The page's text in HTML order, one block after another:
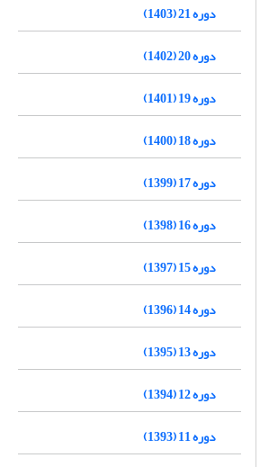
دوره 21 (1403)
دوره 20 (1402)
دوره 19 (1401)
دوره 18 (1400)
دوره 17 (1399)
دوره 16 (1398)
دوره 15 (1397)
دوره 14 (1396)
دوره 13 (1395)
دوره 12 (1394)
دوره 11 (1393)